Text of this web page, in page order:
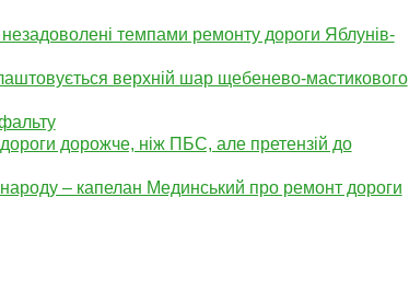
темпами ремонту дороги Яблунів-
верхній шар щебенево-мастикового
дорожче, ніж ПБС, але претензій до
– капелан Мединський про ремонт дороги